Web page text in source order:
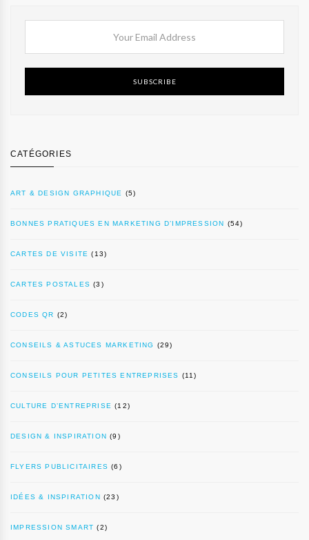
SUBSCRIBE
CATÉGORIES
ART & DESIGN GRAPHIQUE (5)
BONNES PRATIQUES EN MARKETING D’IMPRESSION (54)
CARTES DE VISITE (13)
CARTES POSTALES (3)
CODES QR (2)
CONSEILS & ASTUCES MARKETING (29)
CONSEILS POUR PETITES ENTREPRISES (11)
CULTURE D’ENTREPRISE (12)
DESIGN & INSPIRATION (9)
FLYERS PUBLICITAIRES (6)
IDÉES & INSPIRATION (23)
IMPRESSION SMART (2)